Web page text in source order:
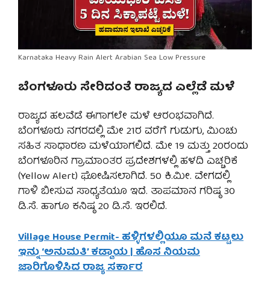
Karnataka Heavy Rain Alert Arabian Sea Low Pressure
ಬೆಂಗಳೂರು ಸೇರಿದಂತೆ ರಾಜ್ಯದ ಎಲ್ಲೆಡೆ ಮಳೆ
ರಾಜ್ಯದ ಹಲವೆಡೆ ಈಗಾಗಲೇ ಮಳೆ ಆರಂಭವಾಗಿದೆ.
ಬೆಂಗಳೂರು ನಗರದಲ್ಲಿ ಮೇ 21ರ ವರೆಗೆ ಗುಡುಗು, ಮಿಂಚು
ಸಹಿತ ಸಾಧಾರಣ ಮಳೆಯಾಗಲಿದೆ. ಮೇ 19 ಮತ್ತು 20ರಂದು
ಬೆಂಗಳೂರಿನ ಗ್ರಾಮಾಂತರ ಪ್ರದೇಶಗಳಲ್ಲಿ ಹಳದಿ ಎಚ್ಚರಿಕೆ
(Yellow Alert) ಘೋಷಿಸಲಾಗಿದೆ. 50 ಕಿ.ಮೀ. ವೇಗದಲ್ಲಿ
ಗಾಳಿ ಬೀಸುವ ಸಾಧ್ಯತೆಯೂ ಇದೆ. ತಾಪಮಾನ ಗರಿಷ್ಠ 30
ಡಿ.ಸೆ. ಹಾಗೂ ಕನಿಷ್ಠ 20 ಡಿ.ಸೆ. ಇರಲಿದೆ.
Village House Permit- ಹಳ್ಳಿಗಳಲ್ಲಿಯೂ ಮನೆ ಕಟ್ಟಲು
ಇನ್ನು ‘ಅನುಮತಿ’ ಕಡ್ಡಾಯ | ಹೊಸ ನಿಯಮ
ಜಾರಿಗೊಳಿಸಿದ ರಾಜ್ಯ ಸರ್ಕಾರ